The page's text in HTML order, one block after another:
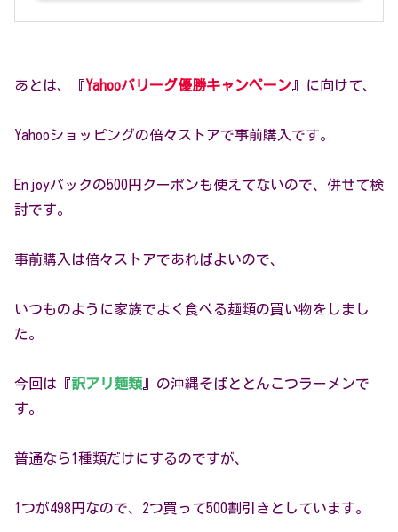
あとは、『Yahooパリーグ優勝キャンペーン 』に向けて、
Yahooショッピングの倍々ストアで事前購入です。
Enjoyパックの500円クーポンも使えてないので、併せて検
討です。
事前購入は倍々ストアであればよいので、
いつものように家族でよく食べる麺類の買い物をしまし
た。
今回は『訳アリ麺類』の沖縄そばととんこつラーメンで
す。
普通なら1種類だけにするのですが、
1つが498円なので、2つ買って500割引きとしています。